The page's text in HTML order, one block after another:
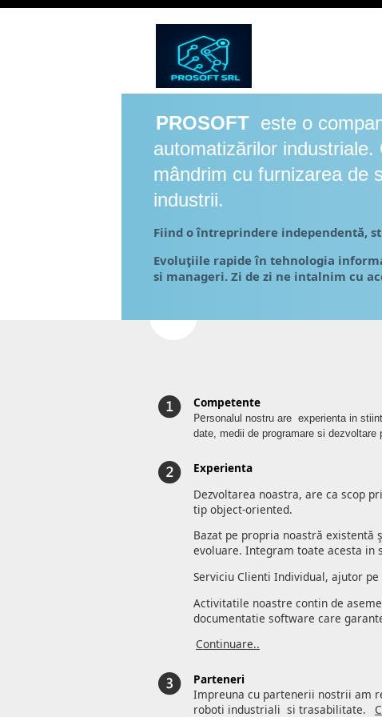
PROSOFT este o
automatizărilor
mândrim cu furnizarea de
industrii.
Fiind o întreprindere independentă,
Evoluţiile rapide în tehnologia
si manageri. Zi de zi ne intalnim cu
Competente
Personalul nostru are experienta in
date, medii de programare si dezvoltare
Experienta
Dezvoltarea noastra, are ca scop
tip object-oriented.
Bazat pe propria noastră existentă
evoluare. Integram toate acesta in
Serviciu Clienti Individual, ajutor
Activitatile noastre contin de
documentatie software care
Continuare..
Parteneri
Impreuna cu partenerii nostrii am
roboti industriali si trasabilitate.